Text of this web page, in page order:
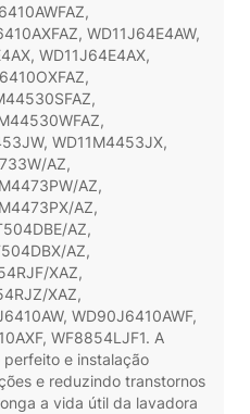
WD11J64E4AW,
WD11J64E4AX,
WD11M4453JX,
AZ,
AZ,
AZ,
AZ,
AZ,
XAZ,
XAZ,
WD90J6410AWF,
WF8854LJF1. A
e instalação
e reduzindo transtornos
a vida útil da lavadora